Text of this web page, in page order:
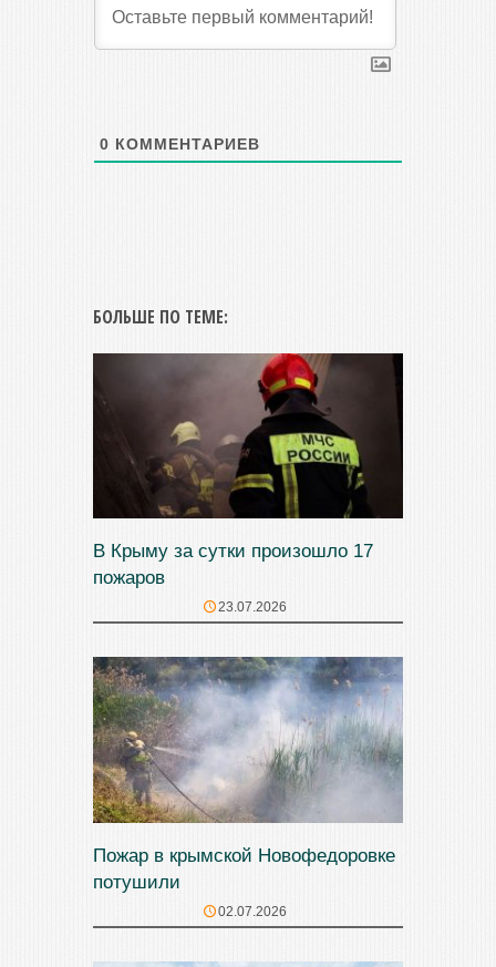
0 КОММЕНТАРИЕВ
БОЛЬШЕ ПО ТЕМЕ:
В Крыму за сутки произошло 17
пожаров
23.07.2026
Пожар в крымской Новофедоровке
потушили
02.07.2026